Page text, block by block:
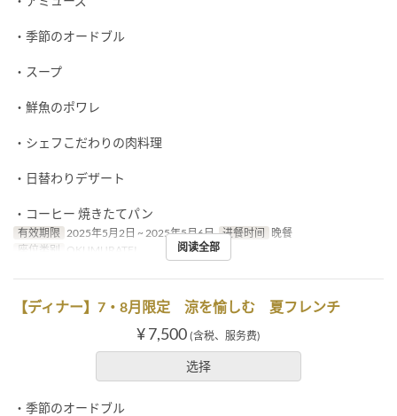
・季節のオードブル
・スープ
・鮮魚のポワレ
・シェフこだわりの肉料理
・日替わりデザート
・コーヒー 焼きたてパン
有效期限 2025年5月2日 ~ 2025年5月6日 进餐时间 晚餐
座位类别
OKUMURATEI 阅读全部
【ディナー】7・8月限定 涼を愉しむ 夏フレンチ
¥ 7,500 (含税、服务费)
选择
・季節のオードブル